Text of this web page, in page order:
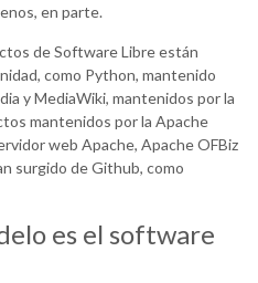
en parte.
de Software Libre están
como Python, mantenido
y MediaWiki, mantenidos por la
mantenidos por la Apache
web Apache, Apache OFBiz
surgido de Github, como
es el software